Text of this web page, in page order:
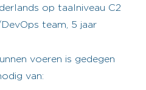
op taalniveau C2
team, 5 jaar
voeren is gedegen
van: